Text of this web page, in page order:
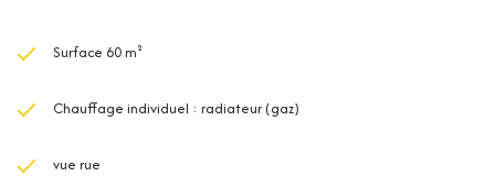
Surface 60 m²
Chauffage individuel : radiateur (gaz)
vue rue